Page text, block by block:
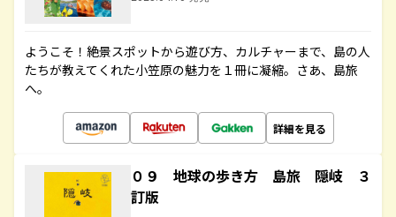
ようこそ！絶景スポットから遊び方、カルチャーまで、島の人
たちが教えてくれた小笠原の魅力を１冊に凝縮。さあ、島旅
へ。
詳細を見る
０９ 地球の歩き方 島旅 隠岐 ３
訂版